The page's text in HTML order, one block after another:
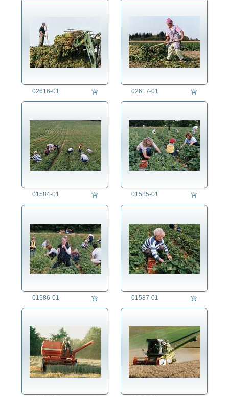
02616-01 02617-01
01584-01 01585-01
01586-01 01587-01